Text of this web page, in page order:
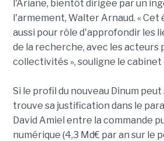
l'Ariane, bientôt dirigée par un
l'armement, Walter Arnaud. « Cet
aussi pour rôle d'approfondir les
de la recherche, avec les acteurs
collectivités », souligne le cabinet
Si le profil du nouveau Dinum
trouve sa justification dans le
David Amiel entre la commande
numérique (4,3 Md€ par an sur le